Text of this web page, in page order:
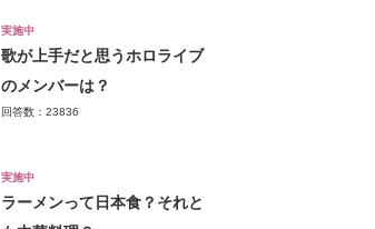
実施中
歌が上手だと思うホロライブ
のメンバーは？
回答数：23836
実施中
ラーメンって日本食？それと